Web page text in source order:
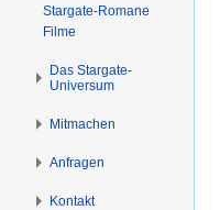
Stargate-Romane
Filme
Das Stargate-
Universum
Mitmachen
Anfragen
Kontakt